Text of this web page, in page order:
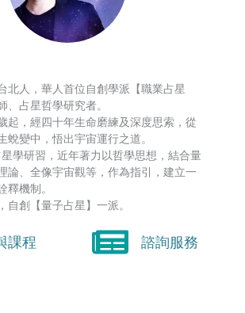
北人，華人首位自創學派【職業占星
、占星哲學研究者。
起，經四十年生命磨練及深度思索，從
蛻變中，悟出宇宙運行之道。
學研習，近年著力以哲學思想，結合量
論、全像宇宙觀等，作為指引，建立一
釋機制。
自創【量子占星】一派。
課程 諮詢服務